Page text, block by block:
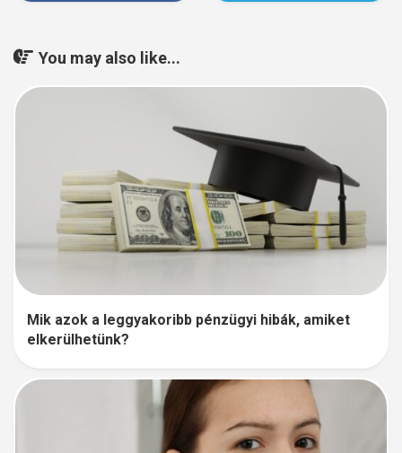
You may also like...
Mik azok a leggyakoribb pénzügyi hibák, amiket
elkerülhetünk?